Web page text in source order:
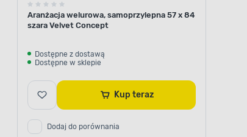
Aranżacja welurowa, samoprzylepna 57 x 84
szara Velvet Concept
Dostępne z dostawą
Dostępne w sklepie
Kup teraz
Dodaj do porównania